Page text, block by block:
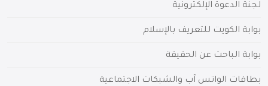
لجنة الدعوة الإلكترونية
بوابة الكويت للتعريف بالإسلام
بوابة الباحث عن الحقيقة
بطاقات الواتس آب والشبكات الاجتماعية